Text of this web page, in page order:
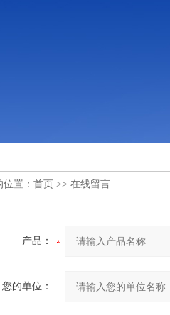
置： 首页 >> 在线留言
产品：
您的单位：